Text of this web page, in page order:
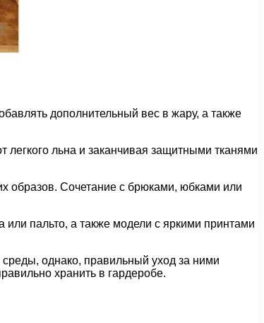
дополнительный вес в жару, а также
льна и заканчивая защитными тканями
образов. Сочетание с брюками, юбками или
пальто, а также модели с яркими принтами
однако, правильный уход за ними
хранить в гардеробе.